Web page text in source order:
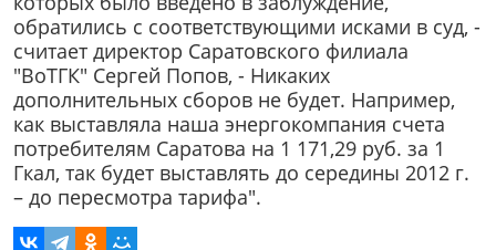
обратились с соответствующими исками в суд, -
считает директор Саратовского филиала
"ВоТГК" Сергей Попов, - Никаких
дополнительных сборов не будет. Например,
как выставляла наша энергокомпания счета
потребителям Саратова на 1 171,29 руб. за 1
Гкал, так будет выставлять до середины 2012 г.
– до пересмотра тарифа".